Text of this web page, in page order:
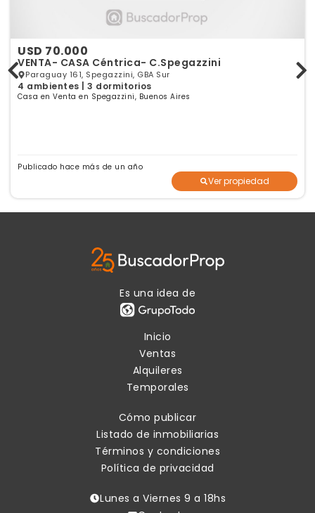
USD 70.000
VENTA- CASA Céntrica- C.Spegazzini
Paraguay 161, Spegazzini, GBA Sur
4 ambientes | 3 dormitorios
Casa en Venta en Spegazzini, Buenos Aires
Publicado hace más de un año
Ver propiedad
Es una idea de
Inicio
Ventas
Alquileres
Temporales
Cómo publicar
Listado de inmobiliarias
Términos y condiciones
Política de privacidad
Lunes a Viernes 9 a 18hs